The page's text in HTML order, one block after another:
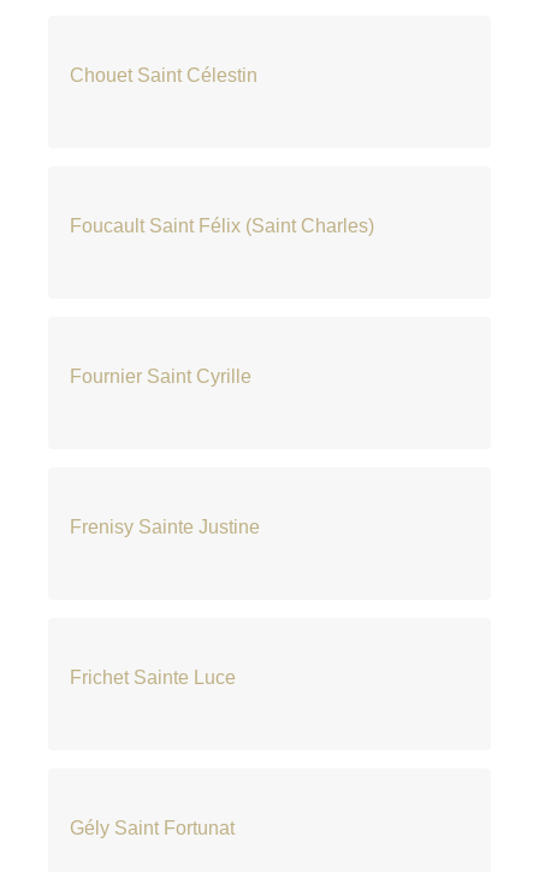
Chouet Saint Célestin
Foucault Saint Félix (Saint Charles)
Fournier Saint Cyrille
Frenisy Sainte Justine
Frichet Sainte Luce
Gély Saint Fortunat